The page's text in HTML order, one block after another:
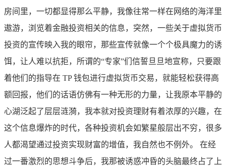
房间里，一切都显得那么平静，我像往常一样在网络的海洋里
遨游，浏览着金融投资相关的信息，突然，一些关于虚拟货币
投资的宣传映入我的眼帘，那些宣传就像一个个极具魔力的诱
饵，让人难以抗拒，所谓的“专家”们信誓旦旦地宣称，只要跟
着他们的指导在 TP 钱包进行虚拟货币交易，就能轻松获得高
额回报，他们的话语仿佛有一种无形的力量，让我原本平静的
心湖泛起了层层涟漪，我本就对投资理财有着浓厚的兴趣，在
这个信息爆炸的时代，各种投资机会如繁星般层出不穷，很多
人都渴望通过投资实现财富的增值，我自然也不例外。 在经
过一番激烈的思想斗争后，我那被诱惑冲昏的头脑最终占了上